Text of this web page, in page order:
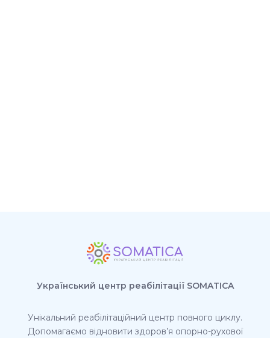
Український центр реабілітації SOMATICA
Унікальний реабілітаційний центр повного циклу.
Допомагаємо відновити здоров’я опорно-рухової